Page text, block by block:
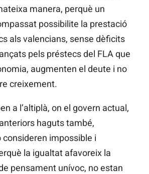
manera, perquè un
possibilite la prestació
als valencians, sense dèficits
pels préstecs del FLA que
augmenten el deute i no
creixement.
a l’altiplà, on el govern actual,
haguts també,
consideren impossible i
la igualtat afavoreix la
pensament unívoc, no estan